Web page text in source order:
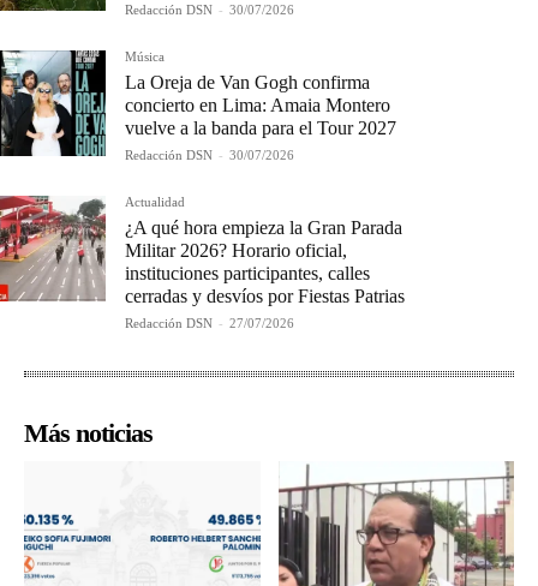
Redacción DSN - 30/07/2026
Música
La Oreja de Van Gogh confirma
concierto en Lima: Amaia Montero
vuelve a la banda para el Tour 2027
Redacción DSN - 30/07/2026
Actualidad
¿A qué hora empieza la Gran Parada
Militar 2026? Horario oficial,
instituciones participantes, calles
cerradas y desvíos por Fiestas Patrias
Redacción DSN - 27/07/2026
Más noticias